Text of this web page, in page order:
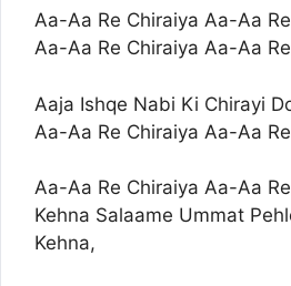
Aa-Aa Re Chiraiya Aa-Aa
Aa-Aa Re Chiraiya Aa-Aa
Aaja Ishqe Nabi Ki Chirayi
Aa-Aa Re Chiraiya Aa-Aa
Aa-Aa Re Chiraiya Aa-Aa
Kehna Salaame Ummat
Kehna,